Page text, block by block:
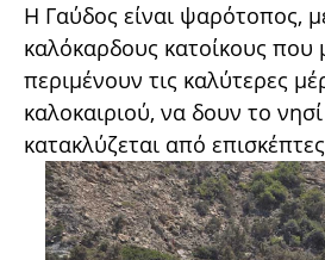
Η Γαύδος είναι ψαρότοπος,
καλόκαρδους κατοίκους που
περιμένουν τις καλύτερες
καλοκαιριού, να δουν το
κατακλύζεται από